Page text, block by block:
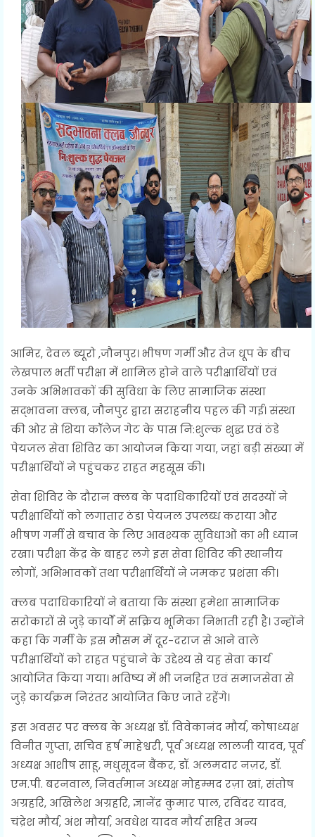
आमिर, देवल ब्यूरो ,जौनपुर। भीषण गर्मी और तेज धूप के बीच
लेखपाल भर्ती परीक्षा में शामिल होने वाले परीक्षार्थियों एवं
उनके अभिभावकों की सुविधा के लिए सामाजिक संस्था
सद्भावना क्लब, जौनपुर द्वारा सराहनीय पहल की गई। संस्था
की ओर से शिया कॉलेज गेट के पास नि:शुल्क शुद्ध एवं ठंडे
पेयजल सेवा शिविर का आयोजन किया गया, जहां बड़ी संख्या में
परीक्षार्थियों ने पहुंचकर राहत महसूस की।
सेवा शिविर के दौरान क्लब के पदाधिकारियों एवं सदस्यों ने
परीक्षार्थियों को लगातार ठंडा पेयजल उपलब्ध कराया और
भीषण गर्मी से बचाव के लिए आवश्यक सुविधाओं का भी ध्यान
रखा। परीक्षा केंद्र के बाहर लगे इस सेवा शिविर की स्थानीय
लोगों, अभिभावकों तथा परीक्षार्थियों ने जमकर प्रशंसा की।
क्लब पदाधिकारियों ने बताया कि संस्था हमेशा सामाजिक
सरोकारों से जुड़े कार्यों में सक्रिय भूमिका निभाती रही है। उन्होंने
कहा कि गर्मी के इस मौसम में दूर-दराज से आने वाले
परीक्षार्थियों को राहत पहुंचाने के उद्देश्य से यह सेवा कार्य
आयोजित किया गया। भविष्य में भी जनहित एवं समाजसेवा से
जुड़े कार्यक्रम निरंतर आयोजित किए जाते रहेंगे।
इस अवसर पर क्लब के अध्यक्ष डॉ. विवेकानंद मौर्य, कोषाध्यक्ष
विनीत गुप्ता, सचिव हर्ष माहेश्वरी, पूर्व अध्यक्ष लालजी यादव, पूर्व
अध्यक्ष आशीष साहू, मधुसूदन बैंकर, डॉ. अलमदार नज़र, डॉ.
एम.पी. बरनवाल, निवर्तमान अध्यक्ष मोहम्मद रज़ा खां, संतोष
अग्रहरि, अखिलेश अग्रहरि, ज्ञानेंद्र कुमार पाल, रविंदर यादव,
चंद्रेश मौर्य, अंश मौर्या, अवधेश यादव मौर्य सहित अन्य